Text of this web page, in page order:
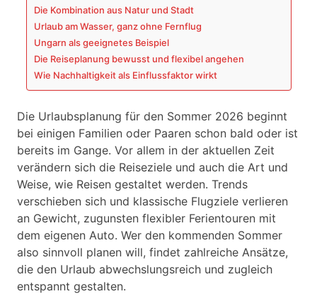
Die Kombination aus Natur und Stadt
Urlaub am Wasser, ganz ohne Fernflug
Ungarn als geeignetes Beispiel
Die Reiseplanung bewusst und flexibel angehen
Wie Nachhaltigkeit als Einflussfaktor wirkt
Die Urlaubsplanung für den Sommer 2026 beginnt
bei einigen Familien oder Paaren schon bald oder ist
bereits im Gange. Vor allem in der aktuellen Zeit
verändern sich die Reiseziele und auch die Art und
Weise, wie Reisen gestaltet werden. Trends
verschieben sich und klassische Flugziele verlieren
an Gewicht, zugunsten flexibler Ferientouren mit
dem eigenen Auto. Wer den kommenden Sommer
also sinnvoll planen will, findet zahlreiche Ansätze,
die den Urlaub abwechslungsreich und zugleich
entspannt gestalten.